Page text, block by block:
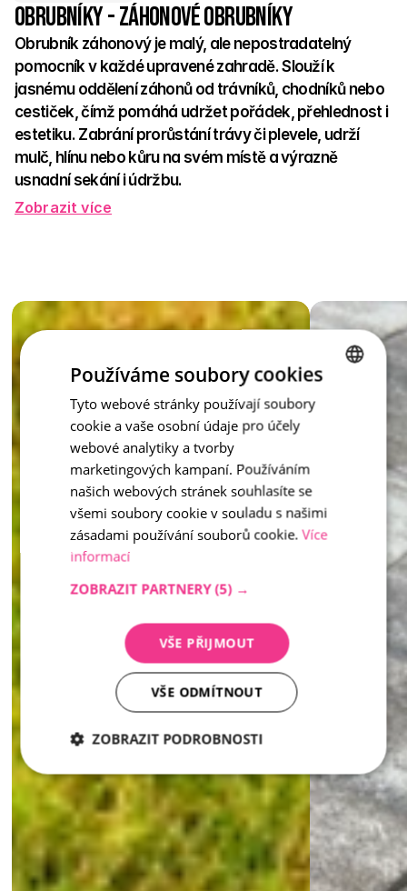
Obrubníky - Záhonové obrubníky
Obrubník záhonový je malý, ale nepostradatelný
pomocník v každé upravené zahradě. Slouží k
jasnému oddělení záhonů od trávníků, chodníků nebo
cestiček, čímž pomáhá udržet pořádek, přehlednost i
estetiku. Zabrání prorůstání trávy či plevele, udrží
mulč, hlínu nebo kůru na svém místě a výrazně
usnadní sekání i údržbu.
V devíti odstínech – přírodní, písková, červená, hnědá,
dotáhne celkový vzhled k dokonalosti. Je to decentní zeď,
která udrží záhon tam, kde má být – s grácií a bez zbytečné
námahy.
Obrubník záhonový – šperk každé zahrady, který přináší řád i
Zobrazit více
inspirace - Záhonové CZECH
Používáme soubory cookies
Tyto webové stránky používají soubory
cookie a vaše osobní údaje pro účely
webové analytiky a tvorby
marketingových kampaní. Používáním
našich webových stránek souhlasíte se
všemi soubory cookie v souladu s našimi
zásadami používání souborů cookie. Více
informací
ZOBRAZIT PARTNERY (5) →
VŠE PŘIJMOUT
VŠE ODMÍTNOUT
ZOBRAZIT PODROBNOSTI
Nezbytně
nutné
soubory
Analytika Marketing